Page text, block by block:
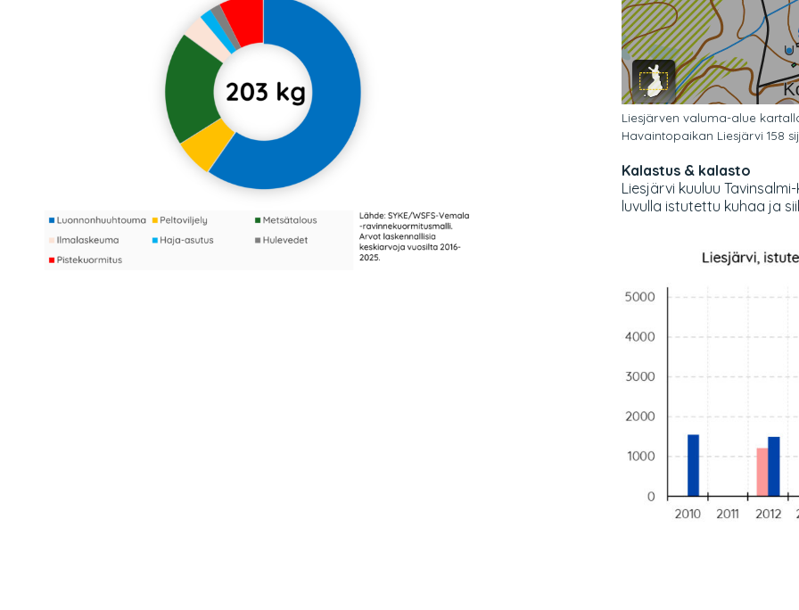
Liesjärven valuma-alue
Havaintopaikan Liesjärvi 158
Kalastus & kalasto
Liesjärvi kuuluu
luvulla istutettu kuhaa ja